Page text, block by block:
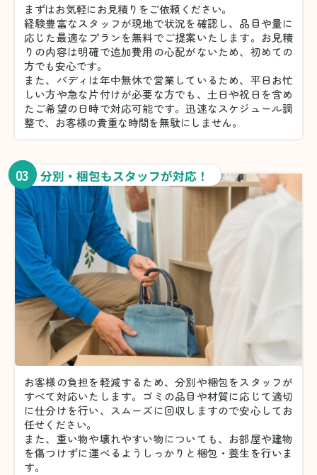
まずはお気軽にお見積りをご依頼ください。
経験豊富なスタッフが現地で状況を確認し、品目や量に
応じた最適なプランを無料でご提案いたします。お見積
りの内容は明確で追加費用の心配がないため、初めての
方でも安心です。
また、バディは年中無休で営業しているため、平日お忙
しい方や急な片付けが必要な方でも、土日や祝日を含め
たご希望の日時で対応可能です。迅速なスケジュール調
整で、お客様の貴重な時間を無駄にしません。
03 分別・梱包もスタッフが対応！
お客様の負担を軽減するため、分別や梱包をスタッフが
すべて対応いたします。 ゴミの品目や材質に応じて適切
に仕分けを行い、スムーズに回収しますので安心してお
任せください。
また、重い物や壊れやすい物についても、お部屋や建物
を傷つけずに運べるようしっかりと梱包・養生を行いま
す。